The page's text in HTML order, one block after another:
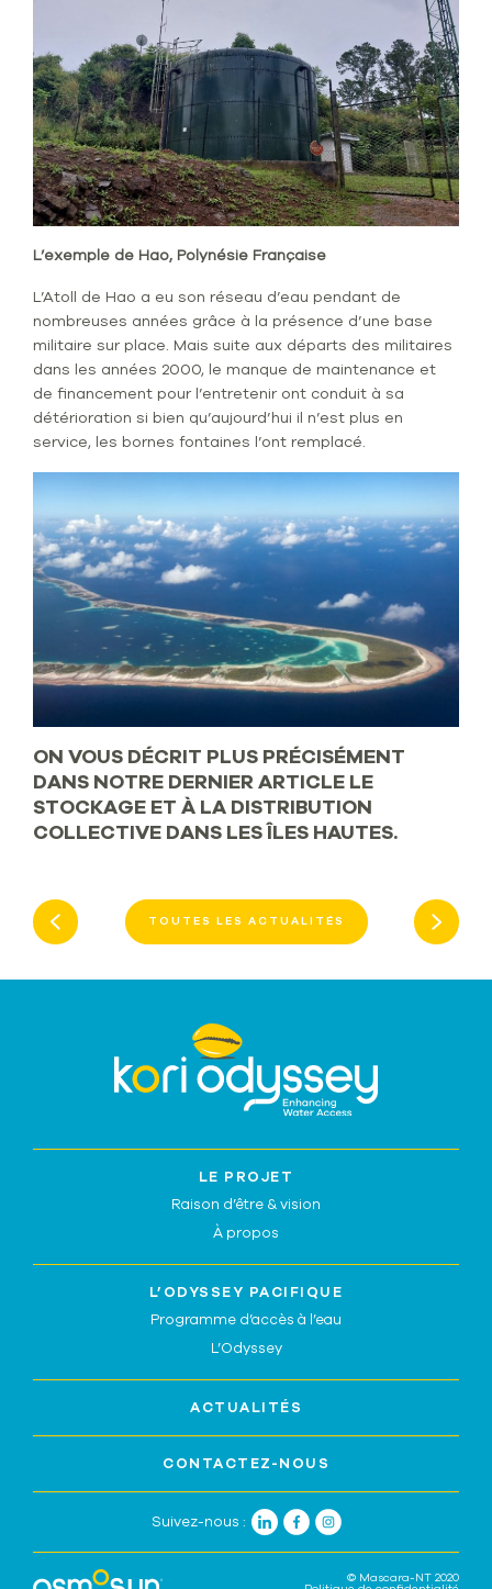
L’exemple de Hao, Polynésie Française
L’Atoll de Hao a eu son réseau d’eau pendant de
nombreuses années grâce à la présence d’une base
militaire sur place. Mais suite aux départs des militaires
dans les années 2000, le manque de maintenance et
de financement pour l’entretenir ont conduit à sa
détérioration si bien qu’aujourd’hui il n’est plus en
service, les bornes fontaines l’ont remplacé.
ON VOUS DÉCRIT PLUS PRÉCISÉMENT
DANS NOTRE DERNIER ARTICLE LE
STOCKAGE ET À LA DISTRIBUTION
COLLECTIVE DANS LES ÎLES HAUTES.
TOUTES LES ACTUALITÉS
LE PROJET
Raison d’être & vision
À propos
L’ODYSSEY PACIFIQUE
Programme d’accès à l’eau
L’Odyssey
ACTUALITÉS
CONTACTEZ-NOUS
Suivez-nous :
© Mascara-NT 2020